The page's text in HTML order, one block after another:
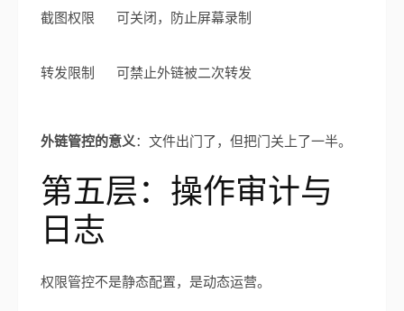
截图权限 可关闭，防止屏幕录制
转发限制 可禁止外链被二次转发
外链管控的意义：文件出门了，但把门关上了一半。
第五层：操作审计与
日志
权限管控不是静态配置，是动态运营。